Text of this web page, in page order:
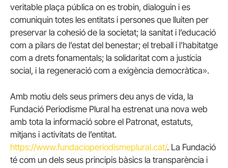
veritable plaça pública on es trobin, dialoguin i es
comuniquin totes les entitats i persones que lluiten per
preservar la cohesió de la societat; la sanitat i l’educació
com a pilars de l’estat del benestar; el treball i l’habitatge
com a drets fonamentals; la solidaritat com a justícia
social, i la regeneració com a exigència democràtica».
Amb motiu dels seus primers deu anys de vida, la
Fundació Periodisme Plural ha estrenat una nova web
amb tota la informació sobre el Patronat, estatuts,
mitjans i activitats de l’entitat.
https://www.fundacioperiodismeplural.cat/. La Fundació
té com un dels seus principis bàsics la transparència i